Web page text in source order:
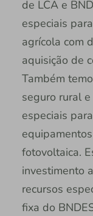
de LCA e
especiais
agrícola com
aquisição de
Também
seguro rural
especiais
fotovoltaica.
investimento
recursos
fixa do